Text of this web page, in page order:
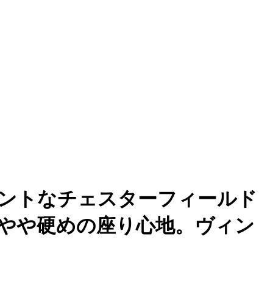
トなチェスターフィールド
や硬めの座り心地。ヴィン